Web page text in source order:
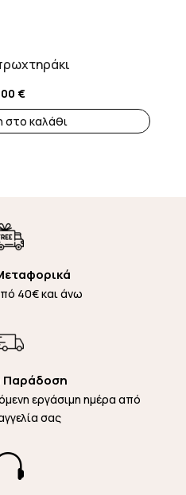
€
στο καλάθι
40€ και άνω
Παράδοση
εργάσιμη ημέρα από
σας